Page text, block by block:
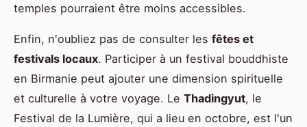
temples pourraient être moins accessibles.
Enfin, n'oubliez pas de consulter les fêtes et
festivals locaux. Participer à un festival bouddhiste
en Birmanie peut ajouter une dimension spirituelle
et culturelle à votre voyage. Le Thadingyut, le
Festival de la Lumière, qui a lieu en octobre, est l'un